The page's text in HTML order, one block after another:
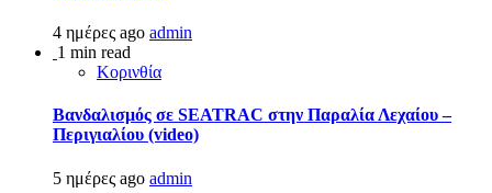
4 ημέρες ago admin
1 min read
Κορινθία
Βανδαλισμός σε SEATRAC στην Παραλία Λεχαίου –
Περιγιαλίου (video)
5 ημέρες ago admin